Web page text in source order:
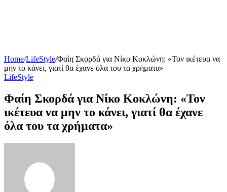
Home/LifeStyle/Φαίη Σκορδά για Νίκο Κοκλώνη: «Τον ικέτευα να
μην το κάνει, γιατί θα έχανε όλα του τα χρήματα»
LifeStyle
Φαίη Σκορδά για Νίκο Κοκλώνη: «Τον
ικέτευα να μην το κάνει, γιατί θα έχανε
όλα του τα χρήματα»